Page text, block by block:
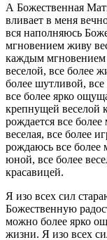
А Божественная
вливает в меня
вся наполняюсь
мгновением живу
каждым мгновением
веселой, все более
более шутливой,
все более ярко
крепнущей веселой
рождается все
веселая, все более
рождаюсь все более
юной, все более
красавицей.
Я изо всех сил
Божественную
можно более ярко
жизни. Я изо всех